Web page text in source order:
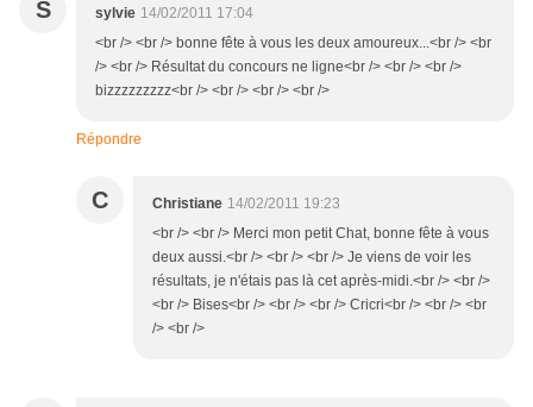
S sylvie 14/02/2011 17:04
<br /> <br /> bonne fête à vous les deux amoureux...<br /> <br
/> <br /> Résultat du concours ne ligne<br /> <br /> <br />
bizzzzzzzzz<br /> <br /> <br /> <br />
Répondre
C Christiane 14/02/2011 19:23
<br /> <br /> Merci mon petit Chat, bonne fête à vous
deux aussi.<br /> <br /> <br /> Je viens de voir les
résultats, je n'étais pas là cet après-midi.<br /> <br />
<br /> Bises<br /> <br /> <br /> Cricri<br /> <br /> <br
/> <br />